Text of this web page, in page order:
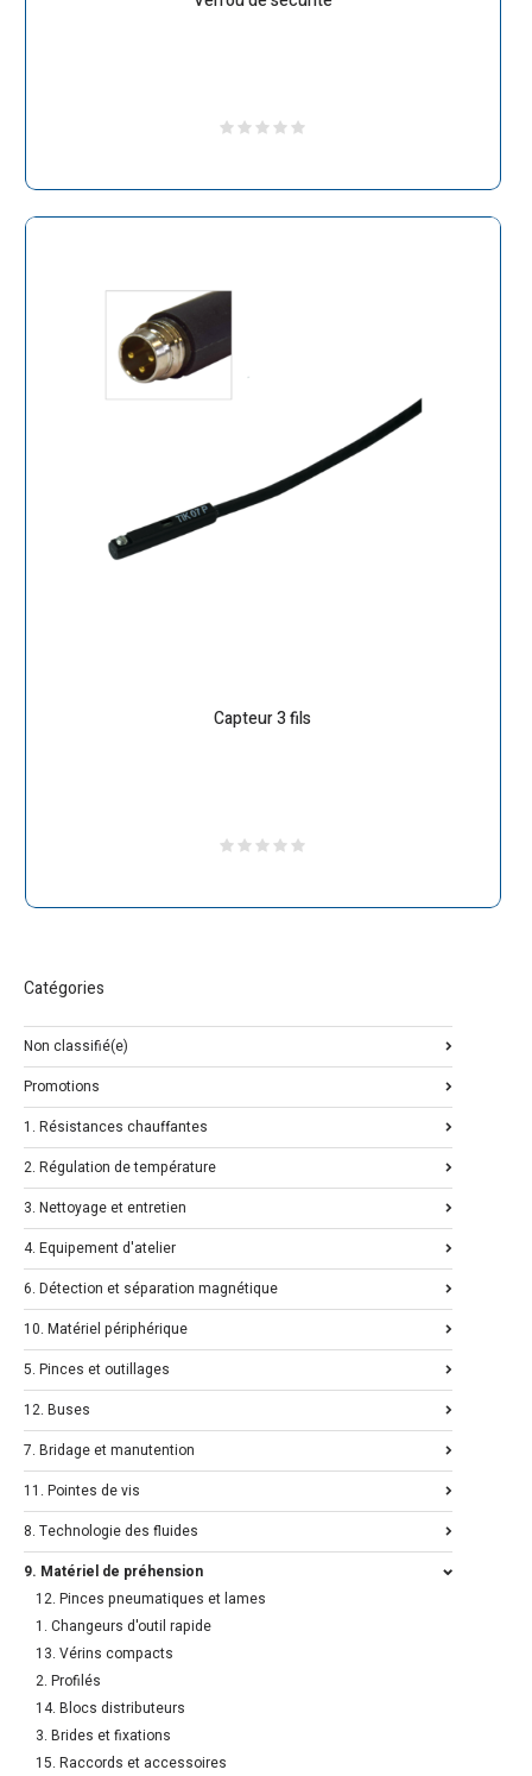
Capteur 3 fils
Catégories
Non classifié(e)
Promotions
1. Résistances chauffantes
2. Régulation de température
3. Nettoyage et entretien
4. Equipement d'atelier
6. Détection et séparation magnétique
10. Matériel périphérique
5. Pinces et outillages
12. Buses
7. Bridage et manutention
11. Pointes de vis
8. Technologie des fluides
9. Matériel de préhension
12. Pinces pneumatiques et lames
1. Changeurs d'outil rapide
13. Vérins compacts
2. Profilés
14. Blocs distributeurs
3. Brides et fixations
15. Raccords et accessoires